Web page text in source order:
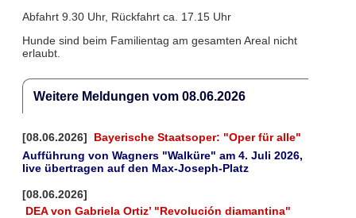
Abfahrt 9.30 Uhr, Rückfahrt ca. 17.15 Uhr
Hunde sind beim Familientag am gesamten Areal nicht
erlaubt.
Weitere Meldungen vom 08.06.2026
[08.06.2026]
Bayerische Staatsoper: "Oper für alle"
Aufführung von Wagners "Walküre" am 4. Juli 2026,
live übertragen auf den Max-Joseph-Platz
[08.06.2026]
DEA von Gabriela Ortiz’ "Revolución diamantina"